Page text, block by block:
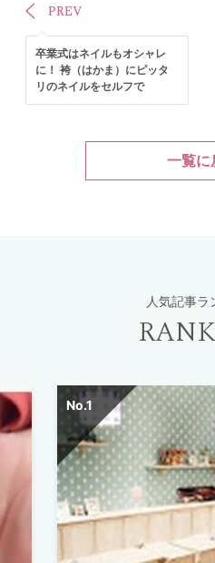
PREV
卒業式はネイルもオシャレ
に！ 袴（はかま）にピッタ
リのネイルをセルフで
一覧に
人気記事ラ